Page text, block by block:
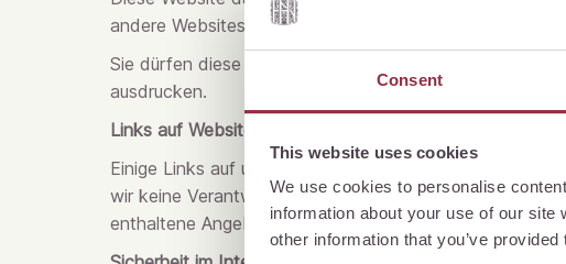
Consent
This website uses cookies
We use cookies to personalise
information about your use of our
other information that you’ve
andere Websites hochgeladen, übertragen, verlinkt
Sie dürfen diese Website ausschliesslich für Ihren
ausdrucken.
Links auf Websites Dritter
Einige Links auf unserer Website führen auf Seiten
wir keine Verantwortung übernehmen für die
enthaltene Angebote und Dienstleistungen. Aktivieren